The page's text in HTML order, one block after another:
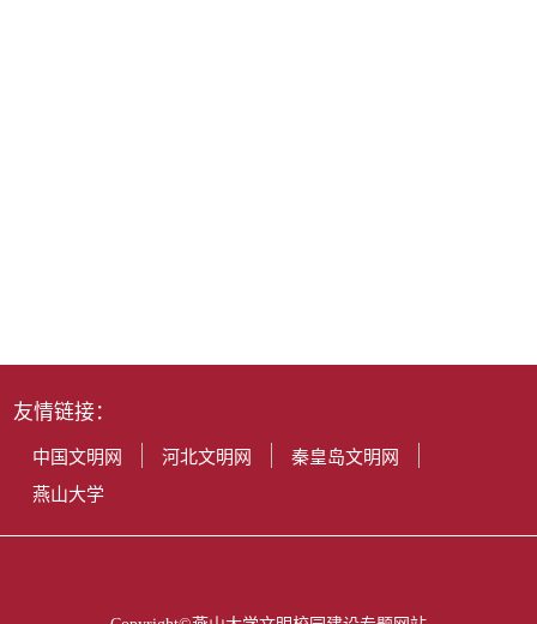
友情链接：
中国文明网 河北文明网
秦皇岛文明网
燕山大学